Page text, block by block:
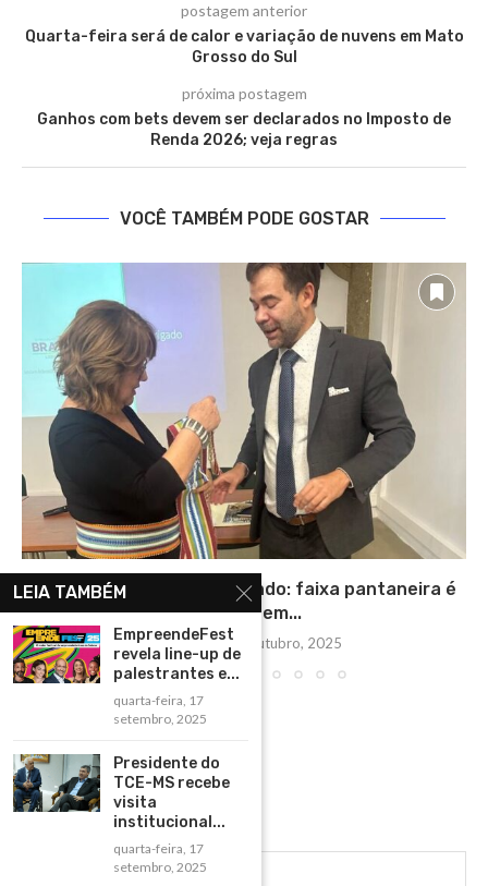
postagem anterior
Quarta-feira será de calor e variação de nuvens em Mato
Grosso do Sul
próxima postagem
Ganhos com bets devem ser declarados no Imposto de
Renda 2026; veja regras
VOCÊ TAMBÉM PODE GOSTAR
De Aquidauana para o mundo: faixa pantaneira é
sucesso em...
quinta-feira, 16 outubro, 2025
LEIA TAMBÉM
EmpreendeFest
revela line-up de
palestrantes e...
quarta-feira, 17
setembro, 2025
Presidente do
TCE-MS recebe
visita
institucional...
quarta-feira, 17
setembro, 2025